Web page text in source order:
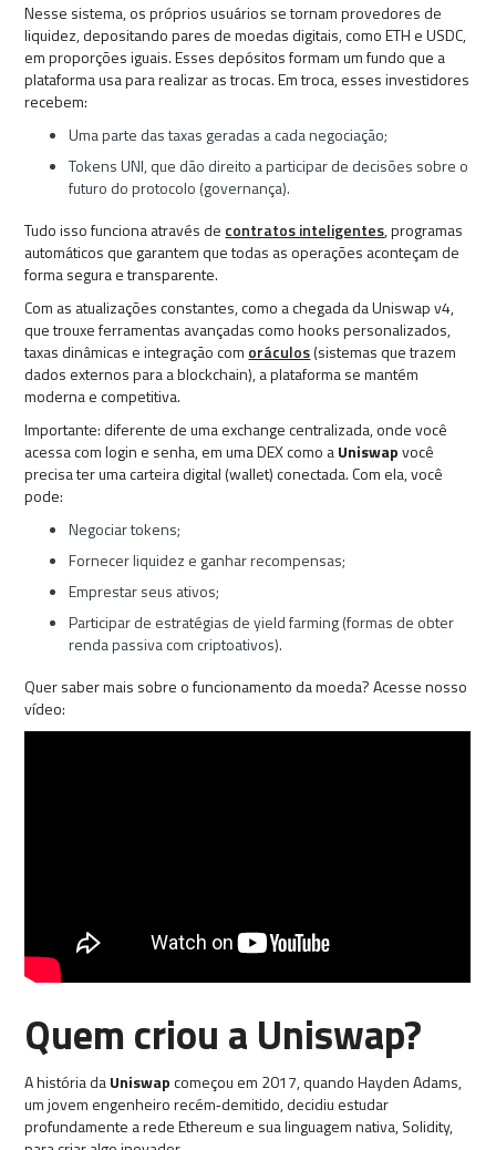
Nesse sistema, os próprios usuários se tornam provedores de
liquidez, depositando pares de moedas digitais, como ETH e USDC,
em proporções iguais. Esses depósitos formam um fundo que a
plataforma usa para realizar as trocas. Em troca, esses investidores
recebem:
Uma parte das taxas geradas a cada negociação;
Tokens UNI, que dão direito a participar de decisões sobre o
futuro do protocolo (governança).
Tudo isso funciona através de contratos inteligentes, programas
automáticos que garantem que todas as operações aconteçam de
forma segura e transparente.
Com as atualizações constantes, como a chegada da Uniswap v4,
que trouxe ferramentas avançadas como hooks personalizados,
taxas dinâmicas e integração com oráculos(sistemas que trazem
dados externos para a blockchain), a plataforma se mantém
moderna e competitiva.
Importante: diferente de uma exchange centralizada, onde você
acessa com login e senha, em uma DEX como aUniswapvocê
precisa ter uma carteira digital (wallet) conectada. Com ela, você
pode:
Negociar tokens;
Fornecer liquidez e ganhar recompensas;
Emprestar seus ativos;
Participar de estratégias de yield farming (formas de obter
renda passiva com criptoativos).
Quer saber mais sobre o funcionamento da moeda? Acesse nosso
vídeo:
Quem criou a Uniswap?
A história daUniswapcomeçou em 2017, quando Hayden Adams,
um jovem engenheiro recém‑demitido, decidiu estudar
profundamente a rede Ethereum e sua linguagem nativa, Solidity,